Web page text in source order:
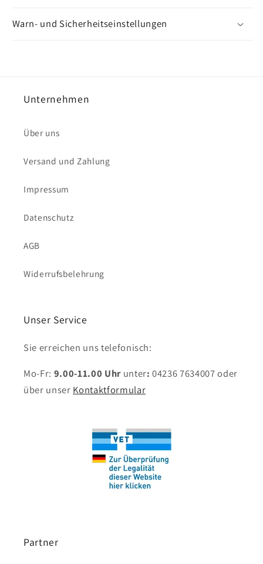
Warn- und Sicherheitseinstellungen
Unternehmen
Über uns
Versand und Zahlung
Impressum
Datenschutz
AGB
Widerrufsbelehrung
Unser Service
Sie erreichen uns telefonisch:
Mo-Fr: 9.00-11.00 Uhr unter:04236 7634007 oder
über unser Kontaktformular
Partner